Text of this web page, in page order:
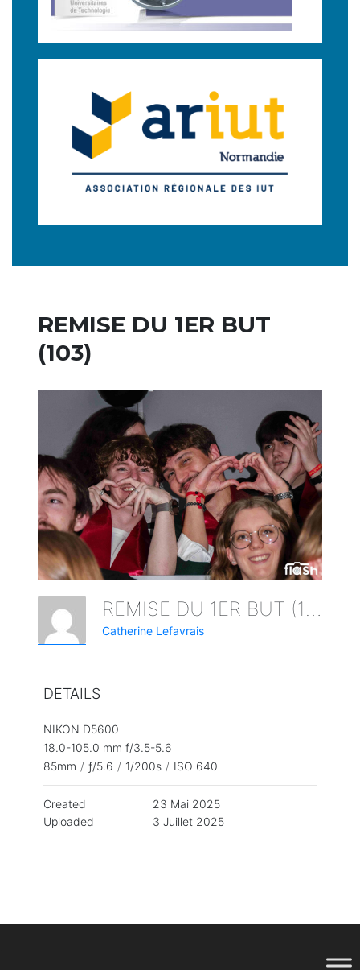
REMISE DU 1ER BUT
(103)
REMISE DU 1ER BUT (103)
Catherine Lefavrais
DETAILS
NIKON D5600
18.0-105.0 mm f/3.5-5.6
85mm / ƒ/5.6 / 1/200s / ISO 640
Created
23 Mai 2025
Uploaded
3 Juillet 2025